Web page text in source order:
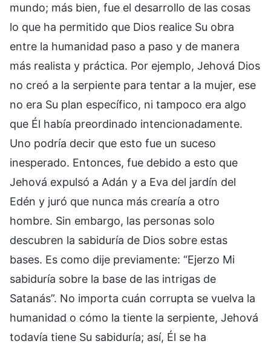
mundo; más bien, fue el desarrollo de las cosas
lo que ha permitido que Dios realice Su obra
entre la humanidad paso a paso y de manera
más realista y práctica. Por ejemplo, Jehová Dios
no creó a la serpiente para tentar a la mujer, ese
no era Su plan específico, ni tampoco era algo
que Él había preordinado intencionadamente.
Uno podría decir que esto fue un suceso
inesperado. Entonces, fue debido a esto que
Jehová expulsó a Adán y a Eva del jardín del
Edén y juró que nunca más crearía a otro
hombre. Sin embargo, las personas solo
descubren la sabiduría de Dios sobre estas
bases. Es como dije previamente: “Ejerzo Mi
sabiduría sobre la base de las intrigas de
Satanás”. No importa cuán corrupta se vuelva la
humanidad o cómo la tiente la serpiente, Jehová
todavía tiene Su sabiduría; así, Él se ha